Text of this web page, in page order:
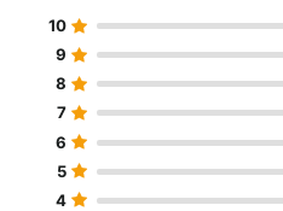
10
9
8
7
6
5
4